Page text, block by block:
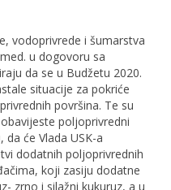
vodoprivrede i šumarstva
u dogovoru sa
da se u Budžetu 2020.
situacije za pokriće
površina. Te su
poljoprivredni
će Vlada USK-a
dodatnih poljoprivrednih
koji zasiju dodatne
zrno i silažni kukuruz, a u